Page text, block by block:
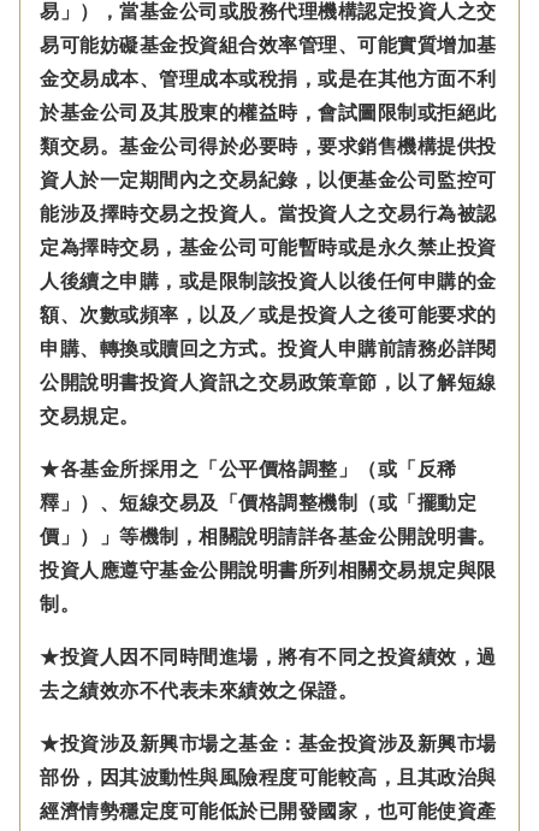
易」），當基金公司或股務代理機構認定投資人之交
易可能妨礙基金投資組合效率管理、可能實質增加基
金交易成本、管理成本或稅捐，或是在其他方面不利
於基金公司及其股東的權益時，會試圖限制或拒絕此
類交易。基金公司得於必要時，要求銷售機構提供投
資人於一定期間內之交易紀錄，以便基金公司監控可
能涉及擇時交易之投資人。當投資人之交易行為被認
定為擇時交易，基金公司可能暫時或是永久禁止投資
人後續之申購，或是限制該投資人以後任何申購的金
額、次數或頻率，以及／或是投資人之後可能要求的
申購、轉換或贖回之方式。投資人申購前請務必詳閱
公開說明書投資人資訊之交易政策章節，以了解短線
交易規定。
★各基金所採用之「公平價格調整」（或「反稀
釋」）、短線交易及「價格調整機制（或「擺動定
價」）」等機制，相關說明請詳各基金公開說明書。
投資人應遵守基金公開說明書所列相關交易規定與限
制。
★投資人因不同時間進場，將有不同之投資績效，過
去之績效亦不代表未來績效之保證。
★投資涉及新興市場之基金：基金投資涉及新興市場
部份，因其波動性與風險程度可能較高，且其政治與
經濟情勢穩定度可能低於已開發國家，也可能使資產